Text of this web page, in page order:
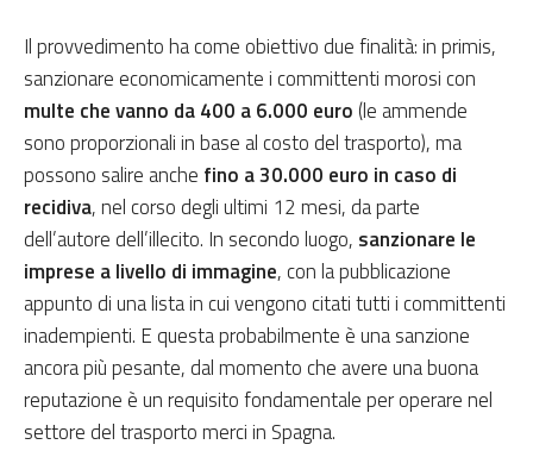
Il provvedimento ha come obiettivo due finalità: in primis,
sanzionare economicamente i committenti morosi con
multe che vanno da 400 a 6.000 euro (le ammende
sono proporzionali in base al costo del trasporto), ma
possono salire anche fino a 30.000 euro in caso di
recidiva, nel corso degli ultimi 12 mesi, da parte
dell’autore dell’illecito. In secondo luogo, sanzionare le
imprese a livello di immagine, con la pubblicazione
appunto di una lista in cui vengono citati tutti i committenti
inadempienti. E questa probabilmente è una sanzione
ancora più pesante, dal momento che avere una buona
reputazione è un requisito fondamentale per operare nel
settore del trasporto merci in Spagna.